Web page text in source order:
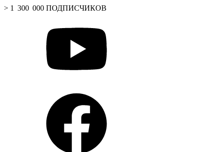
> 1 300 000 ПОДПИСЧИКОВ